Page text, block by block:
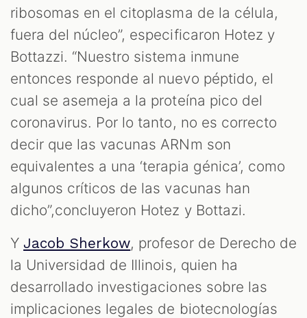
ribosomas en el citoplasma de la célula,
fuera del núcleo”, especificaron Hotez y
Bottazzi. “Nuestro sistema inmune
entonces responde al nuevo péptido, el
cual se asemeja a la proteína pico del
coronavirus. Por lo tanto, no es correcto
decir que las vacunas ARNm son
equivalentes a una ‘terapia génica’, como
algunos críticos de las vacunas han
dicho”,concluyeron Hotez y Bottazi.
YJacob Sherkow, profesor de Derecho de
la Universidad de Illinois, quien ha
desarrollado investigaciones sobre las
implicaciones legales de biotecnologías